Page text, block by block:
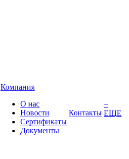
Компания
О нас
Новости
Сертификаты
Документы
Контакты
+
ЕЩЕ